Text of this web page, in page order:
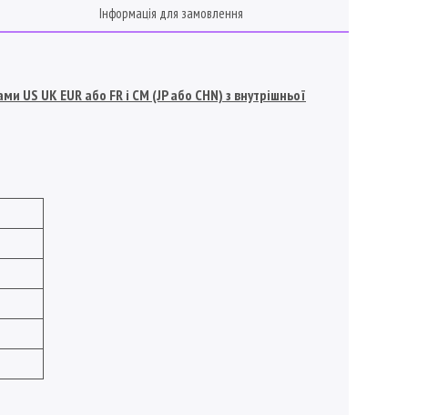
Інформація для замовлення
US UK EUR або FR і СМ (JP або CHN) з внутрішньої